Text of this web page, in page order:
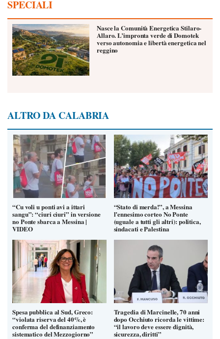
SPECIALI
Nasce la Comunità Energetica Stilaro-
Allaro. L’impronta verde di Domotek
verso autonomia e libertà energetica nel
reggino
ALTRO DA CALABRIA
“Cu voli u ponti avi a ittari
sangu”: “ciuri ciuri” in versione
no Ponte sbarca a Messina |
VIDEO
“Stato di merda!”, a Messina
l’ennesimo corteo No Ponte
(uguale a tutti gli altri): politica,
sindacati e Palestina
Spesa pubblica al Sud, Greco:
“violata riserva del 40%, è
conferma del definanziamento
sistematico del Mezzogiorno”
Tragedia di Marcinelle, 70 anni
dopo Occhiuto ricorda le vittime:
“il lavoro deve essere dignità,
sicurezza, diritti”